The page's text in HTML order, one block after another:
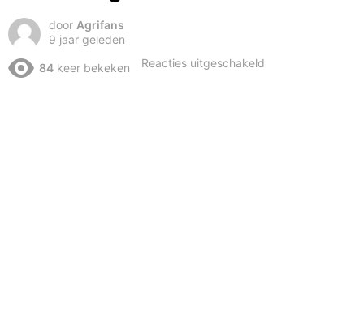
door Agrifans
9 jaar geleden
84 keer bekeken Reacties uitgeschakeld